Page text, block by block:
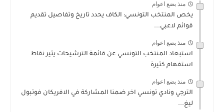
منذ بضع اعوام
يخص المنتخب التونسي: الكاف يحدد تاريخ وتفاصيل تقديم
قوائم لاعبي...
منذ بضع اعوام
استبعاد المنتخب التونسي عن قائمة الترشيحات يثير نقاط
استفهام كثيرة
منذ بضع اعوام
الترجي ونادي تونسي اخر ضمنا المشاركة في الافريكان فوتبول
ليغ...